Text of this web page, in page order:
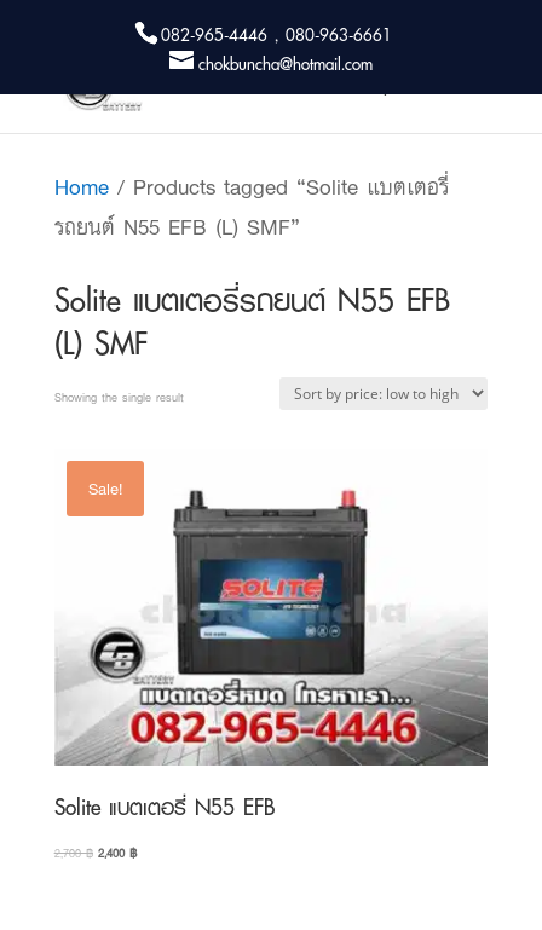
082-965-4446 , 080-963-6661
chokbuncha@hotmail.com
Home/ Products tagged “Solite แบตเตอรี่
รถยนต์ N55 EFB (L) SMF”
Solite แบตเตอรี่รถยนต์ N55 EFB
(L) SMF
Showing the single result
Sale!
Solite แบตเตอรี่ N55 EFB
2,700฿ Original
2,400฿Current